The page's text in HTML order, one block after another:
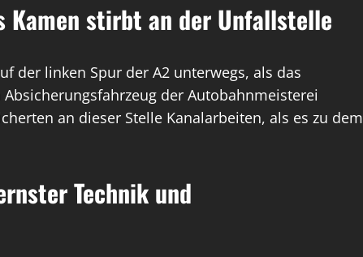
Kamen stirbt an der Unfallstelle
der linken Spur der A2 unterwegs, als das
der Autobahnmeisterei
an dieser Stelle Kanalarbeiten, als es zu dem
Technik und